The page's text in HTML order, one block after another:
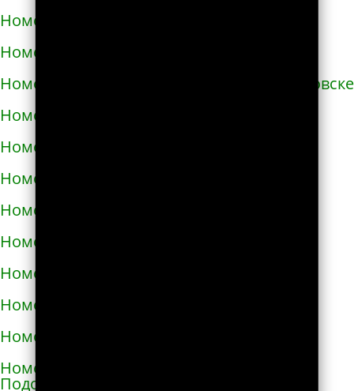
Номера телефонов такси в Золочеве
Номера телефонов такси в Иванкове
Номера телефонов такси в Ивано-Франковске
Номера телефонов такси в Измаиле
Номера телефонов такси в Изюме
Номера телефонов такси в Изяславе
Номера телефонов такси в Ильинцах
Номера телефонов такси в Ирпене
Номера телефонов такси в Казатине
Номера телефонов такси в Калиновке
Номера телефонов такси в Калуше
Номера телефонов такси в Каменце-
Подольском